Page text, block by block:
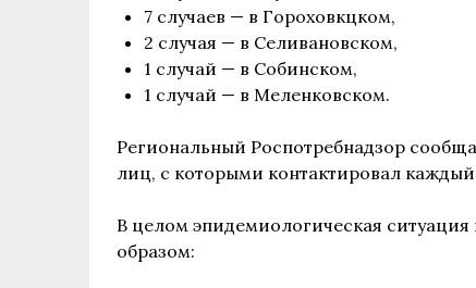
7 случаев — в Гороховкцком,
2 случая — в Селивановском,
1 случай — в Собинском,
1 случай — в Меленковском.
Региональный Роспотребнадзор
лиц, с которыми контактировал
В целом эпидемиологическая
образом: